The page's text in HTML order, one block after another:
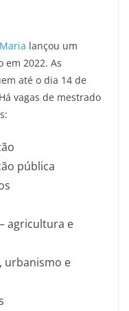
lançou um
em 2022. As
até o dia 14 de
vagas de mestrado
pública
agricultura e
urbanismo e